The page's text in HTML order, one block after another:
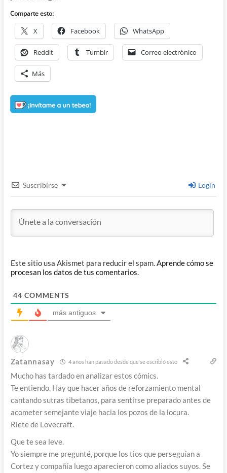
Comparte esto:
X Facebook WhatsApp
Reddit Tumblr Correo electrónico
Más
Suscribirse Login
Este sitio usa Akismet para reducir el spam.Aprende cómo se
procesan los datos de tus comentarios.
44 COMMENTS
más antiguos
Zatannasay 4 años han pasado desde que se escribió esto
Mucho has tardado en analizar estos cómics.
Te entiendo. Hay que hacer años de reforzamiento mental
cantando sutras tibetanos, para sentirse preparado antes de
acometer semejante viaje hacia los pozos de la locura.
Riete de Lovecraft.
Que te sea leve.
Yo siempre me pregunté, porque los tios que perseguían a
Cortez y compañía luego aparecieron como aliados suyos. Se